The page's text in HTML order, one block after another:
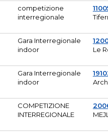
competizione
interregionale
Gara Interregionale
indoor
Le
Gara Interregionale
indoor
COMPETIZIONE
INTERREGIONALE